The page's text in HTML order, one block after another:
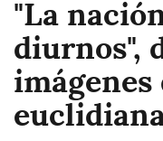
"La
diurnos",